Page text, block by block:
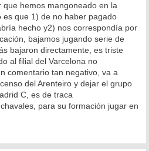
hemos mangoneado en la
es que 1) de no haber pagado
hecho y2) nos correspondía por
bajamos jugando serie de
bajaron directamente, es triste
al filial del Varcelona no
comentario tan negativo, va a
del Arenteiro y dejar el grupo
C, es de traca
para su formación jugar en